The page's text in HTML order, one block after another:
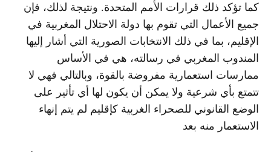
كما تؤكد ذلك قرارات الأمم المتحدة. ونتيجة لذلك، فإن
جميع الأعمال التي تقوم بها دولة الاحتلال المغربية في
الإقليم، بما في ذلك الانتخابات الصورية التي أشار إليها
المندوب المغربي في رسالته، هي في الأساس
ممارسات استعمارية مفروضة بالقوة، وبالتالي فهي لا
تتمتع بأي شرعية ولا يمكن أن يكون لها أي تأثير على
الوضع القانوني للصحراء الغربية كإقليم لم يتم إنهاء
الاستعمار منه بعد